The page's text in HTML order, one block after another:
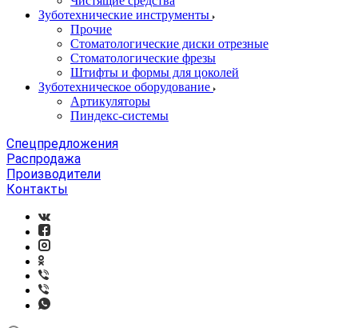
Зуботехнические инструменты
Прочие
Стоматологические диски отрезные
Стоматологические фрезы
Штифты и формы для цоколей
Зуботехническое оборудование
Артикуляторы
Пиндекс-системы
Спецпредложения
Распродажа
Производители
Контакты